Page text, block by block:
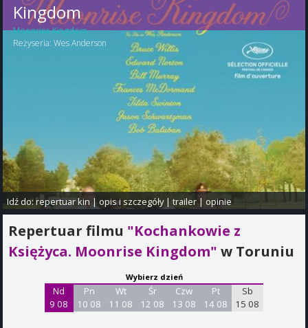
Kingdom
Moonrise Kingdom
Reżyseria: Wes Anderson
Idź do:repertuar kin |opis i szczegóły|trailer | opinie
Repertuar filmu "Kochankowie z
Księżyca. Moonrise Kingdom" w Toruniu
Wybierz dzień
Nd
9 08
Pn
10 08
Wt
11 08
Śr
12 08
Czw
13 08
Pt
14 08
Sb
15 08